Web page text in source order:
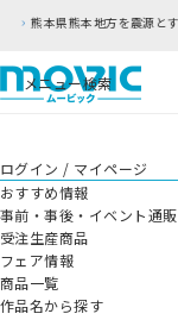
影響につきまして
メニュー検索
ログイン / マイページ
おすすめ情報
事前・事後・イベント通販
受注生産商品
フェア情報
商品一覧
作品名から探す